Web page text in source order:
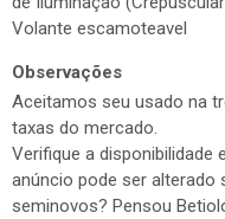
Volante escamoteavel
Observações
Aceitamos seu usado na
taxas do mercado.
Verifique a disponibilidade
anúncio pode ser alterado
seminovos? Pensou